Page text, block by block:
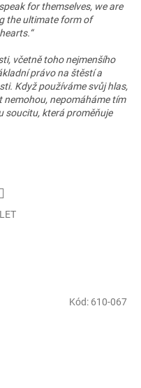
for themselves, we are
the ultimate form of
včetně toho nejmenšího
právo na štěstí a
Když používáme svůj hlas,
nemohou, nepomáháme tím
soucitu, která proměňuje
Kód: 610-067